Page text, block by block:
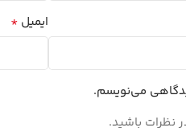
ایمیل *
می‌نویسم.
نظرات باشید.